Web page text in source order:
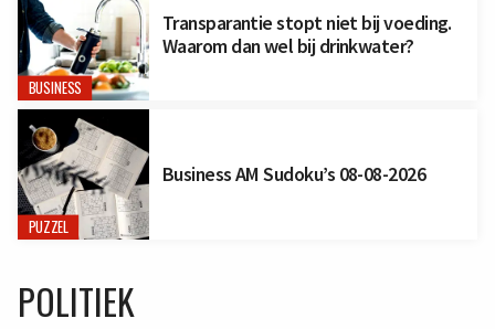
BUSINESS
Transparantie stopt niet bij voeding.
Waarom dan wel bij drinkwater?
PUZZEL
Business AM Sudoku’s 08-08-2026
POLITIEK